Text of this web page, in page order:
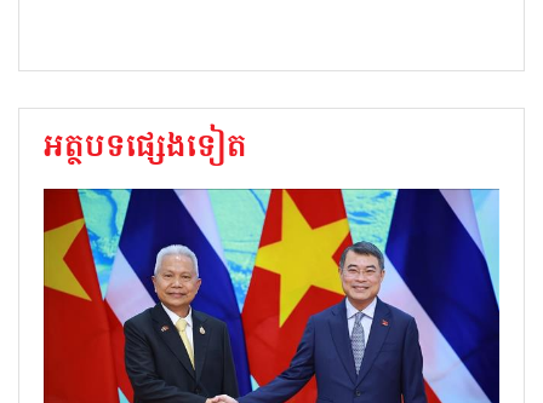
អត្ថបទផ្សេងទៀត